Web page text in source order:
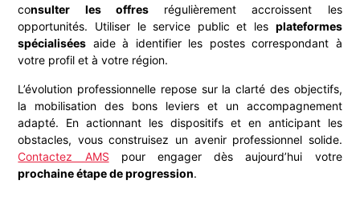
consulter les offres régulièrement accroissent les
opportunités. Utiliser le service public et les plateformes
spécialisées aide à identifier les postes correspondant à
votre profil et à votre région.
L’évolution professionnelle repose sur la clarté des objectifs,
la mobilisation des bons leviers et un accompagnement
adapté. En actionnant les dispositifs et en anticipant les
obstacles, vous construisez un avenir professionnel solide.
Contactez AMS pour engager dès aujourd’hui votre
prochaine étape de progression.